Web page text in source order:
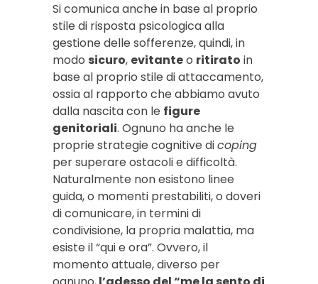
Si comunica anche in base al proprio
stile di risposta psicologica alla
gestione delle sofferenze, quindi, in
modo sicuro, evitanteo ritirato in
base al proprio stile di attaccamento,
ossia al rapporto che abbiamo avuto
dalla nascita con le figure
genitoriali. Ognuno ha anche le
proprie strategie cognitive dicoping
per superare ostacoli e difficoltà.
Naturalmente non esistono linee
guida, o momenti prestabiliti, o doveri
di comunicare, in termini di
condivisione, la propria malattia, ma
esiste il “qui e ora”. Ovvero, il
momento attuale, diverso per